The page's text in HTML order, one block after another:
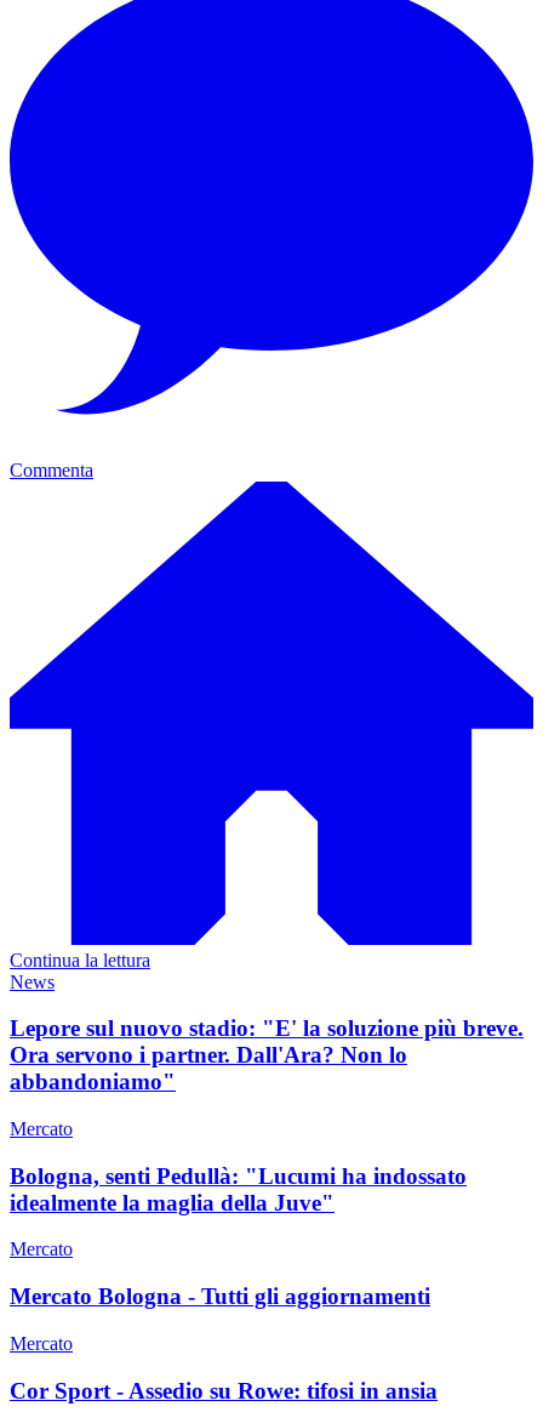
Commenta
Continua la lettura
News
Lepore sul nuovo stadio: "E' la soluzione più breve.
Ora servono i partner. Dall'Ara? Non lo
abbandoniamo"
Mercato
Bologna, senti Pedullà: "Lucumi ha indossato
idealmente la maglia della Juve"
Mercato
Mercato Bologna - Tutti gli aggiornamenti
Mercato
Cor Sport - Assedio su Rowe: tifosi in ansia